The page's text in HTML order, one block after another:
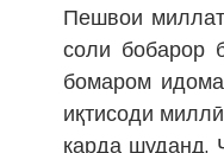
Пешвои
соли бобарор
бомаром
иқтисоди
карда шуданд.